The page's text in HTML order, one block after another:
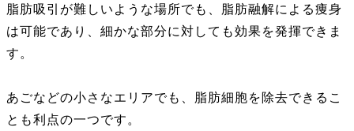
脂肪吸引が難しいような場所でも、脂肪融解による痩身
は可能であり、細かな部分に対しても効果を発揮できま
す。
あごなどの小さなエリアでも、脂肪細胞を除去できるこ
とも利点の一つです。